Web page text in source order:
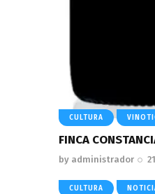
CULTURA
FINCA
by administrador
CULTURA